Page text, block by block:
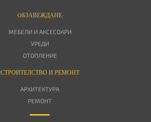
OБЗАВЕЖДАНЕ
МЕБЕЛИ И АКСЕСОАРИ
УРЕДИ
ОТОПЛЕНИЕ
СТРОИТЕЛСТВО И РЕМОНТ
АРХИТЕКТУРА
РЕМОНТ